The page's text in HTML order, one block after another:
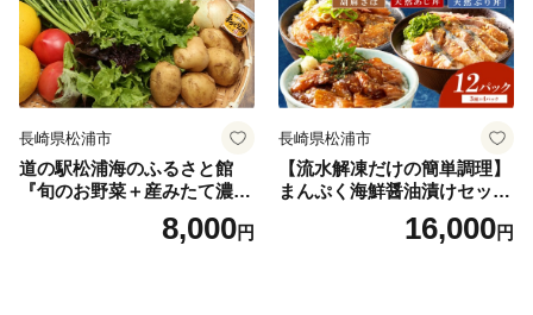
長崎県松浦市
道の駅松浦海のふるさと館
『旬のお野菜＋産みたて濃厚
玉子6個』の大満足セット！
8,000円
長崎県松浦市
【流水解凍だけの簡単調理】
まんぷく海鮮醤油漬けセット
各4パック( アジ サバ ブリ 天
然 あじ さば ぶり 海鮮丼 流
16,000円